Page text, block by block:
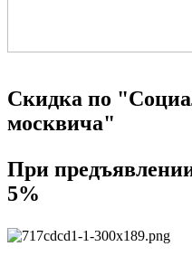
Скидка по
москвича"
При
5%